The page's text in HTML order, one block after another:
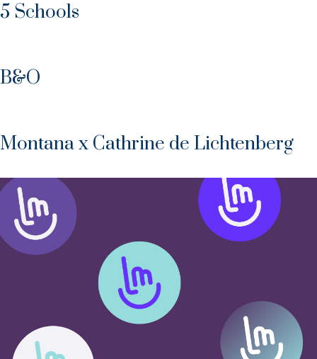
5 Schools
B&O
Montana x Cathrine de Lichtenberg